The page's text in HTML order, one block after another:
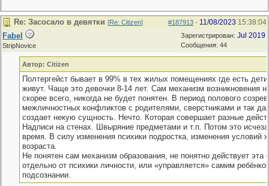
#187913 - 11/08/2023 15:38:04
Re: Засосало в девятки [Re: Citizen]
Зарегистрирован: Jul 2019
Сообщения: 44
Fabel
StripNovice
Автор: Citizen
Полтергейст бывает в 99% в тех жилых помещениях где есть
живут. Чаще это девочки 8-14 лет. Сам механизм возникновения
скорее всего, никогда не будет понятен. В период полового
межличностных конфликтов с родителями, сверстниками и так
создает некую сущность. Нечто. Которая совершает разные
Надписи на стенах. Швыряние предметами и т.п. Потом это
время. В силу изменения психики подростка, изменения условий
возраста.
Не понятен сам механизм образования, не понятно действует эта
отдельно от психики личности, или «управляется» самим
подсознании.